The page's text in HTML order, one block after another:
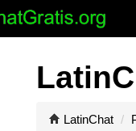
LatinChat